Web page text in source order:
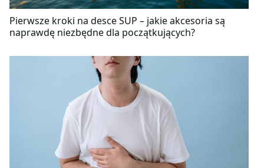
Pierwsze kroki na desce SUP – jakie akcesoria są
naprawdę niezbędne dla początkujących?